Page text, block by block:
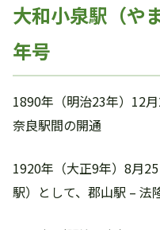
大和小泉駅（や
年号
1890年（明治23年）12
奈良駅間の開通
1920年（大正9年）8月
駅）として、郡山駅 – 法